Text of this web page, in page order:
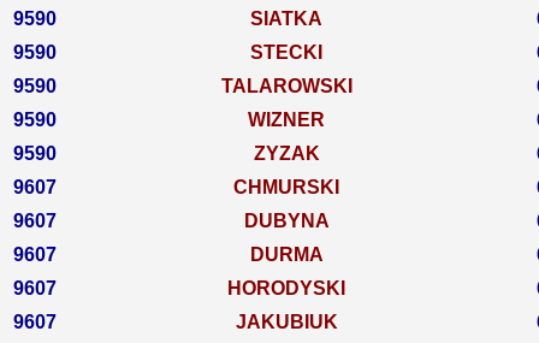
9590 SIATKA
9590
STECKI
9590
TALAROWSKI
9590
WIZNER
9590
ZYZAK
9607
CHMURSKI
9607
DUBYNA
9607
DURMA
9607
HORODYSKI
9607
JAKUBIUK